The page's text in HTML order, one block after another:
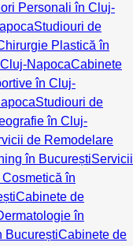
Personali în Cluj-
Studiouri de
Plastică în
NapocaCabinete
în Cluj-
Studiouri de
în Cluj-
de Remodelare
în BucureștiServicii
în
Cabinete de
în
BucureștiCabinete de